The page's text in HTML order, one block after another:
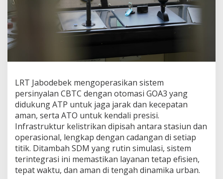
J
b
o
b
J
a
d
K
u
n
c
i
K
e
LRT Jabodebek mengoperasikan sistem
persinyalan CBTC dengan otomasi GOA3 yang
didukung ATP untuk jaga jarak dan kecepatan
aman, serta ATO untuk kendali presisi.
Infrastruktur kelistrikan dipisah antara stasiun dan
operasional, lengkap dengan cadangan di setiap
titik. Ditambah SDM yang rutin simulasi, sistem
terintegrasi ini memastikan layanan tetap efisien,
tepat waktu, dan aman di tengah dinamika urban.